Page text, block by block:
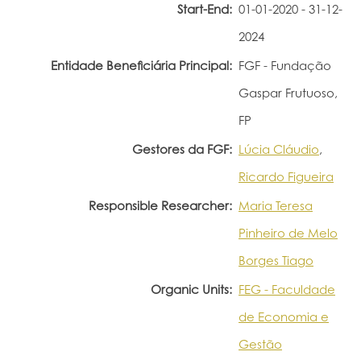
Start-End: 01-01-2020 - 31-12-
2024
Entidade Beneficiária Principal: FGF - Fundação
Gaspar Frutuoso,
FP
Gestores da FGF: Lúcia Cláudio,
Ricardo Figueira
Responsible Researcher: Maria Teresa
Pinheiro de Melo
Borges Tiago
Organic Units: FEG - Faculdade
de Economia e
Gestão